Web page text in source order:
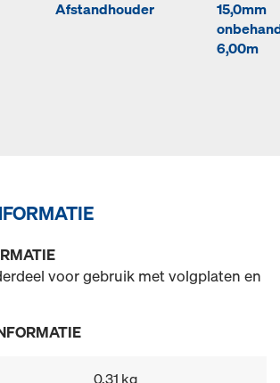
Afstandhouder
15,0mm
6,00m
voor gebruik met volgplaten en
0,31 kg